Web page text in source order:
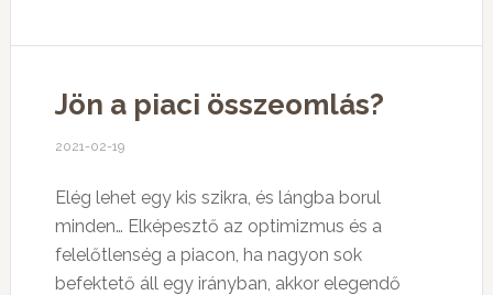
Jön a piaci összeomlás?
2021-02-19
Elég lehet egy kis szikra, és lángba borul
minden… Elképesztő az optimizmus és a
felelőtlenség a piacon, ha nagyon sok
befektető áll egy irányban, akkor elegendő